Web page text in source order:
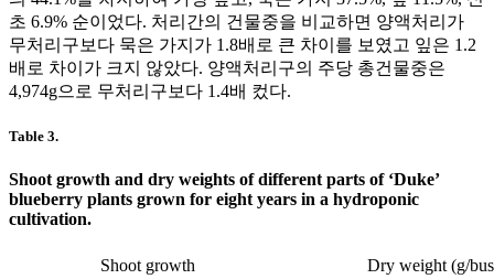
초 6.9% 순이었다. 처리간의 건물중을 비교하면 양액처리가
무처리구보다 묵은 가지가 1.8배로 큰 차이를 보였고 잎은 1.2
배로 차이가 크지 않았다. 양액처리구의 주당 총건물중은
4,974g으로 무처리구보다 1.4배 컸다.
Table 3.
Shoot growth and dry weights of different parts of ‘Duke’
blueberry plants grown for eight years in a hydroponic
cultivation.
Shoot growth
Dry weight (g/